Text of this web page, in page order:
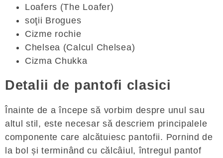
Loafers (The Loafer)
soţii Brogues
Cizme rochie
Chelsea (Calcul Chelsea)
Cizma Chukka
Detalii de pantofi clasici
Înainte de a începe să vorbim despre unul sau
altul stil, este necesar să descriem principalele
componente care alcătuiesc pantofii. Pornind de
la bol și terminând cu călcâiul, întregul pantof